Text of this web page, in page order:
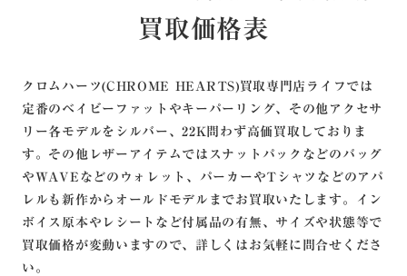
買取価格表
クロムハーツ(CHROME HEARTS)買取専門店ライフでは
定番のベイビーファットやキーパーリング、その他アクセサ
リー各モデルをシルバー、22K問わず高価買取しておりま
す。その他レザーアイテムではスナットパックなどのバッグ
やWAVEなどのウォレット、パーカーやTシャツなどのアパ
レルも新作からオールドモデルまでお買取いたします。
イン
ボイス原本やレシートなど付属品の有無、サイズや状態等で
買取価格が変動いますので、詳しくはお気軽に問合せくださ
い。